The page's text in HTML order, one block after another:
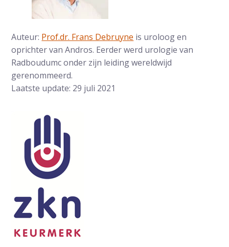
Auteur: Prof.dr. Frans Debruyne is uroloog en
oprichter van Andros. Eerder werd urologie van
Radboudumc onder zijn leiding wereldwijd
gerenommeerd.
Laatste update: 29 juli 2021